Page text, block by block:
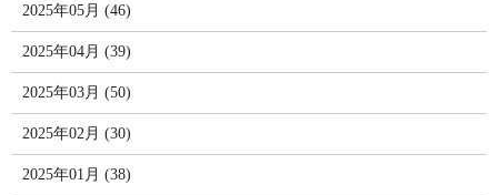
2025年05月 (46)
2025年04月 (39)
2025年03月 (50)
2025年02月 (30)
2025年01月 (38)